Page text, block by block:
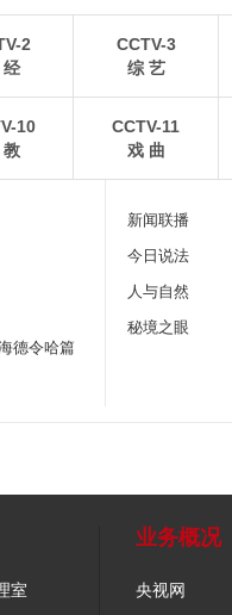
湾联
8月6日，河北承德，
2
经
CCTV-3
综 艺
10
教
CCTV-11
戏 曲
德令哈篇
新闻联播
今日说法
人与自然
秘境之眼
室
业务概况
央视网